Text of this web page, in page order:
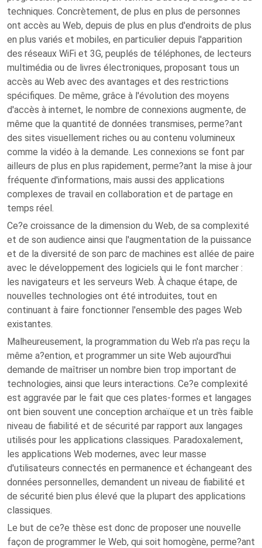
techniques. Concrètement, de plus en plus de personnes
ont accès au Web, depuis de plus en plus d'endroits de plus
en plus variés et mobiles, en particulier depuis l'apparition
des réseaux WiFi et 3G, peuplés de téléphones, de lecteurs
multimédia ou de livres électroniques, proposant tous un
accès au Web avec des avantages et des restrictions
spécifiques. De même, grâce à l'évolution des moyens
d'accès à internet, le nombre de connexions augmente, de
même que la quantité de données transmises, perme?ant
des sites visuellement riches ou au contenu volumineux
comme la vidéo à la demande. Les connexions se font par
ailleurs de plus en plus rapidement, perme?ant la mise à jour
fréquente d'informations, mais aussi des applications
complexes de travail en collaboration et de partage en
temps réel.
Ce?e croissance de la dimension du Web, de sa complexité
et de son audience ainsi que l'augmentation de la puissance
et de la diversité de son parc de machines est allée de paire
avec le développement des logiciels qui le font marcher :
les navigateurs et les serveurs Web. À chaque étape, de
nouvelles technologies ont été introduites, tout en
continuant à faire fonctionner l'ensemble des pages Web
existantes.
Malheureusement, la programmation du Web n'a pas reçu la
même a?ention, et programmer un site Web aujourd'hui
demande de maîtriser un nombre bien trop important de
technologies, ainsi que leurs interactions. Ce?e complexité
est aggravée par le fait que ces plates-formes et langages
ont bien souvent une conception archaïque et un très faible
niveau de fiabilité et de sécurité par rapport aux langages
utilisés pour les applications classiques. Paradoxalement,
les applications Web modernes, avec leur masse
d'utilisateurs connectés en permanence et échangeant des
données personnelles, demandent un niveau de fiabilité et
de sécurité bien plus élevé que la plupart des applications
classiques.
Le but de ce?e thèse est donc de proposer une nouvelle
façon de programmer le Web, qui soit homogène, perme?ant